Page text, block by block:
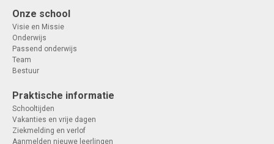
Onze school
Visie en Missie
Onderwijs
Passend onderwijs
Team
Bestuur
Praktische informatie
Schooltijden
Vakanties en vrije dagen
Ziekmelding en verlof
Aanmelden nieuwe leerlingen